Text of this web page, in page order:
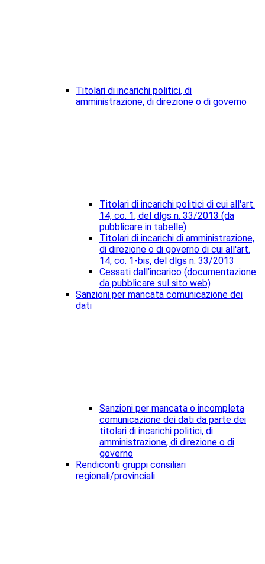
Titolari di incarichi politici, di
amministrazione, di direzione o di governo
Titolari di incarichi politici di cui all'art.
14, co. 1, del dlgs n. 33/2013 (da
pubblicare in tabelle)
Titolari di incarichi di amministrazione,
di direzione o di governo di cui all'art.
14, co. 1-bis, del dlgs n. 33/2013
Cessati dall'incarico (documentazione
da pubblicare sul sito web)
Sanzioni per mancata comunicazione dei
dati
Sanzioni per mancata o incompleta
comunicazione dei dati da parte dei
titolari di incarichi politici, di
amministrazione, di direzione o di
governo
Rendiconti gruppi consiliari
regionali/provinciali